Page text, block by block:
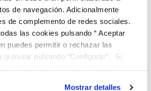
de navegación. Adicionalmente
de complemento de redes sociales.
las cookies pulsando “ Aceptar
puedes permitir o rechazar las
granular pulsando “Configurar”. Si
Mostrar detalles